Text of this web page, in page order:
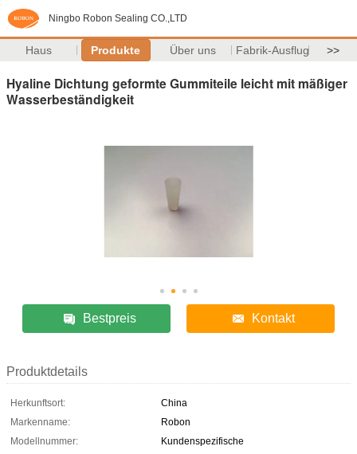
Ningbo Robon Sealing CO.,LTD
Haus Produkte Über uns Fabrik-Ausflug >>
Hyaline Dichtung geformte Gummiteile leicht mit mäßiger
Wasserbeständigkeit
Bestpreis Kontakt
Produktdetails
Herkunftsort:
China
Markenname:
Robon
Modellnummer:
Kundenspezifische